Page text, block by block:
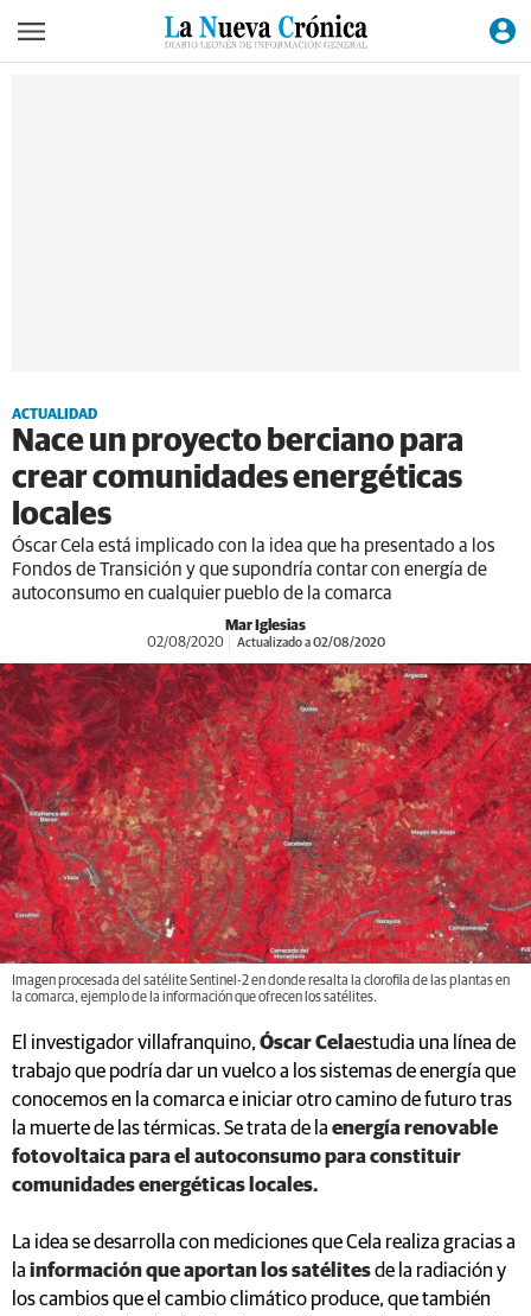
ACTUALIDAD
Nace un proyecto berciano para
crear comunidades energéticas
locales
Óscar Cela está implicado con la idea que ha presentado a los
Fondos de Transición y que supondría contar con energía de
autoconsumo en cualquier pueblo de la comarca
Mar Iglesias
02/08/2020 Actualizado a 02/08/2020
Imagen procesada del satélite Sentinel-2 en donde resalta la clorofila de las plantas en
la comarca, ejemplo de la información que ofrecen los satélites.
El investigador villafranquino, Óscar Celaestudia una línea de
trabajo que podría dar un vuelco a los sistemas de energía que
conocemos en la comarca e iniciar otro camino de futuro tras
la muerte de las térmicas. Se trata de la energía renovable
fotovoltaica para el autoconsumo para constituir
comunidades energéticas locales.
La idea se desarrolla con mediciones que Cela realiza gracias a
la información que aportan los satélitesde la radiación y
los cambios que el cambio climático produce, que también